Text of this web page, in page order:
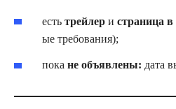
есть трейлер и страница в
ые требования);
пока не объявлены: дата